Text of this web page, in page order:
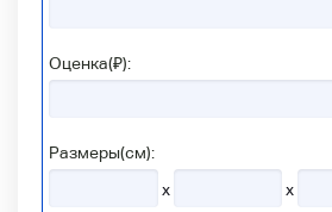
Оценка(₽):
Размеры(см):
x
x